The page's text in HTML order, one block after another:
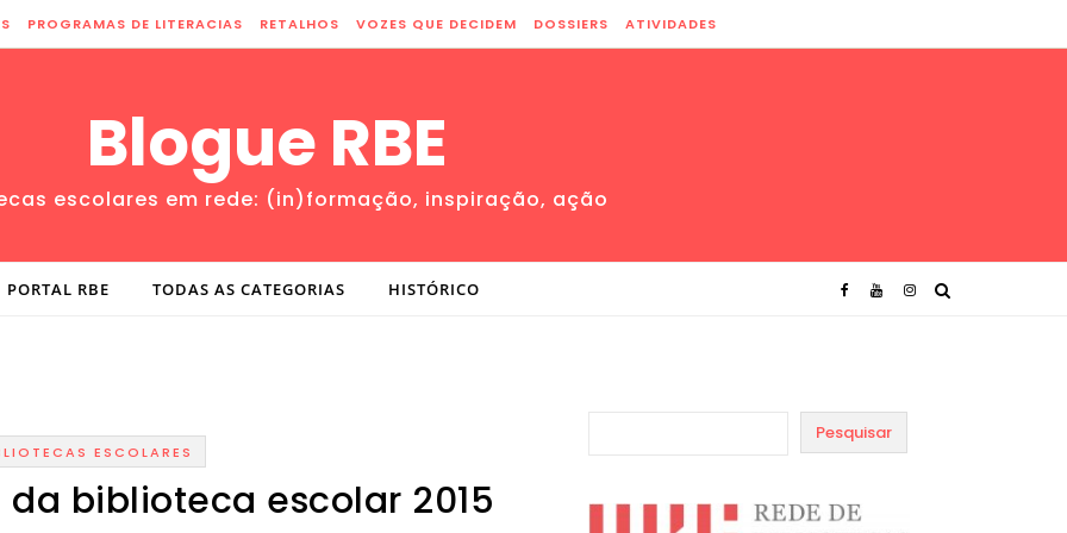
PROGRAMAS DE LITERACIAS RETALHOS VOZES QUE DECIDEM DOSSIERS ATIVIDADES
Blogue RBE
escolares em rede: (in)formação, inspiração, ação
PORTAL RBE TODAS AS CATEGORIAS HISTÓRICO
ESCOLARES
biblioteca escolar 2015
Pesquisar